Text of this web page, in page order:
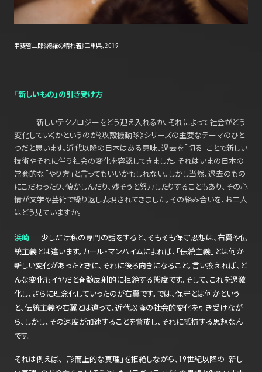
甲斐啓二郎《綺羅の晴れ着》三重県、2019
「新しいもの」の引き受け方
新しいテクノロジーをどう迎え入れるか、それによって社会がどう
変化していくかというのが《攻殻機動隊》シリーズの主要なテーマのひと
つだと思います。近代以降の日本はある意味、過去を「切る」ことで新しい
技術やそれに伴う社会の変化を容認してきました。それはいまの日本の
常套的な「やり方」と言ってもいいかもしれない。しかし当然、過去のもの
にこだわったり、懐かしんだり、残そうと努力したりすることもあり、その心
情が文学や芸術で繰り返し表現されてきました。その絡み合いを、お二人
はどう見ていますか。
浜崎
少しだけ私の専門の話をすると、そもそも保守思想は、右翼や伝
統主義とは違います。カール・マンハイムによれば、「伝統主義」とは何か
新しい変化があったときに、それに後ろ向きになること。言い換えれば、ど
んな変化もイヤだと脊髄反射的に拒絶する態度です。そして、これを過激
化し、さらに理念化していったのが右翼です。では、保守とは何かという
と、伝統主義や右翼とは違って、近代以降の社会的変化を引き受けなが
ら、しかし、その速度が加速することを警戒し、それに抵抗する思想なん
です。
それは例えば、「形而上的な真理」を拒絶しながら、19世紀以降の「新し